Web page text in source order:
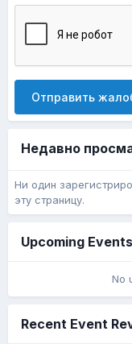
Отправить
Недавно
Ни один
эту страницу.
Upcoming Events
No
Recent Event